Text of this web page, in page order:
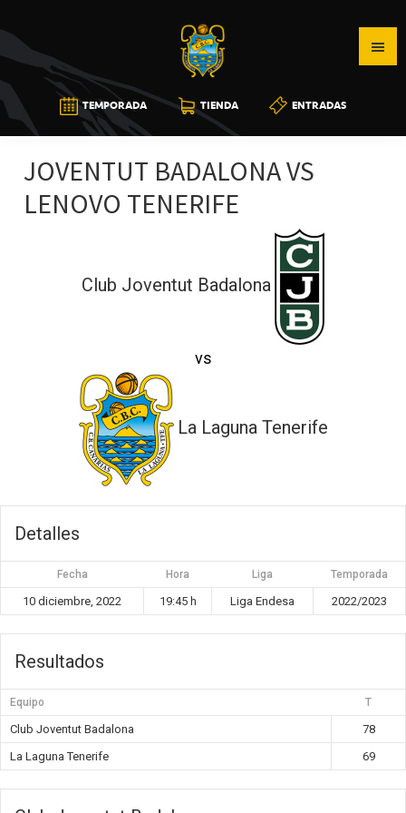
a
la
navegación
principal
al
contenido
principal
a
la
barra
lateral
principal
CB
CANARIAS
TEMPORADA TIENDA ENTRADAS
JOVENTUT BADALONA VS
LENOVO TENERIFE
Club Joventut Badalona
vs
La Laguna Tenerife
Detalles
Fecha Hora Liga Temporada
10 diciembre, 2022 19:45 h Liga Endesa 2022/2023
Resultados
Equipo T
Club Joventut Badalona
78
La Laguna Tenerife
69